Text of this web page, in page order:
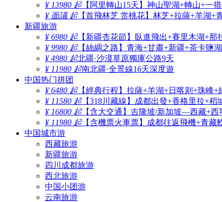
¥ 13980 起【阿里轉山15天】神山聖湖+轉山+一
¥ 面議 起【首飛林芝 赏桃花】林芝+拉薩+羊湖+
新疆旅游
¥ 6980 起【新疆杏花節】臥進飛出+賽里木湖+那
¥ 9980 起【絲綢之路】青海+甘肅+新疆+茶卡鹽
¥ 4980 起北疆·沙漠草原獨庫公路9天
¥ 11980 起南北疆·全景線16天深度遊
中国热门拼团
¥ 6480 起【經典行程】拉薩+羊湖+日喀则+珠峰+
¥ 11580 起【318川藏線】成都出發+香格里拉+稻
¥ 16800 起【含大交通】吉隆坡/新加坡—西藏+西
¥ 11980 起【含機票火車票】成都往返飛機+青藏
中国城市游
西藏旅游
新疆旅游
四川成都旅游
西北旅游
中国小团游
云南旅游